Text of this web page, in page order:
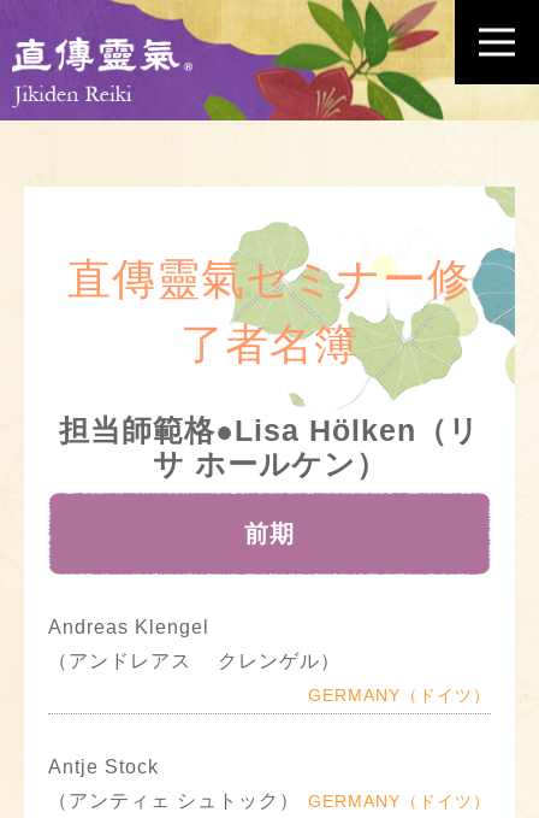
直傳靈氣セミナー修
了者名簿
担当師範格●Lisa Hölken（リ
サ ホールケン）
前期
Andreas Klengel
（アンドレアス クレンゲル）
GERMANY（ドイツ）
Antje Stock
（アンティェ シュトック）
GERMANY（ドイツ）